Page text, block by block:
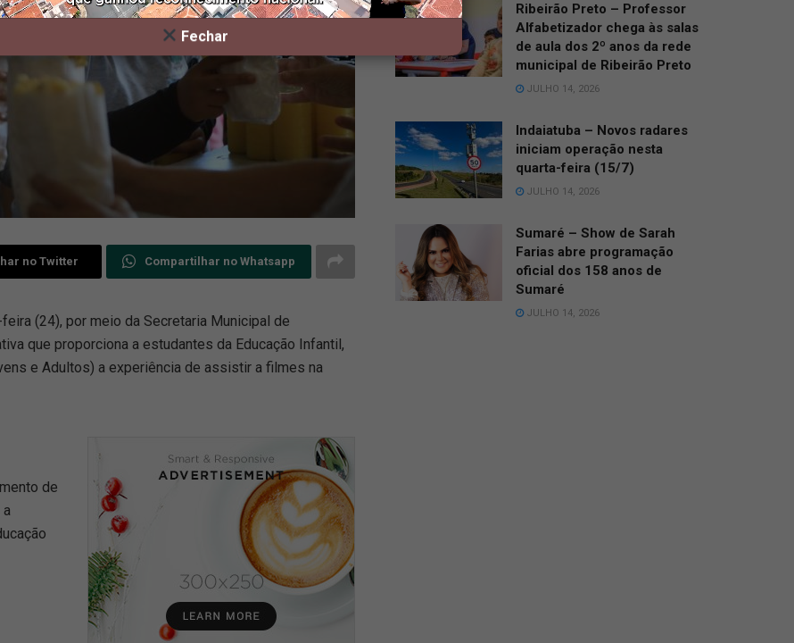
Fechar
no Twitter Compartilhar no Whatsapp
(24), por meio da Secretaria Municipal de
que proporciona a estudantes da Educação Infantil,
e Adultos) a experiência de assistir a filmes na
de
Ribeirão Preto – Professor
Alfabetizador chega às salas
de aula dos 2º anos da rede
municipal de Ribeirão Preto
JULHO 14, 2026
Indaiatuba – Novos radares
iniciam operação nesta
quarta-feira (15/7)
JULHO 14, 2026
Sumaré – Show de Sarah
Farias abre programação
oficial dos 158 anos de
Sumaré
JULHO 14, 2026